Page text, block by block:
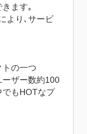
ます｡
より､サービ
トの一つ
ーザー数約100
でもHOTなプ